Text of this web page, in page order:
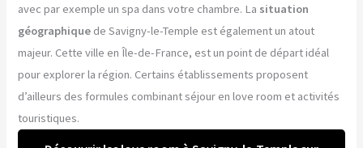
avec par exemple un spa dans votre chambre. La situation
géographique de Savigny-le-Temple est également un atout
majeur. Cette ville en Île-de-France, est un point de départ idéal
pour explorer la région. Certains établissements proposent
d’ailleurs des formules combinant séjour en love room et activités
touristiques.